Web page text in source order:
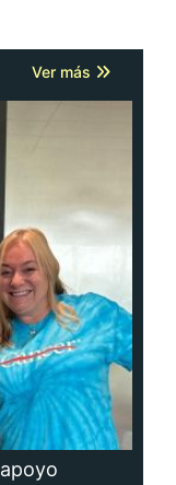
Ver más